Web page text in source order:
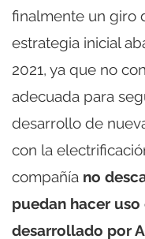
finalmente un giro
estrategia inicial
2021, ya que no
adecuada para
desarrollo de
con la
compañía no
puedan hacer
desarrollado por